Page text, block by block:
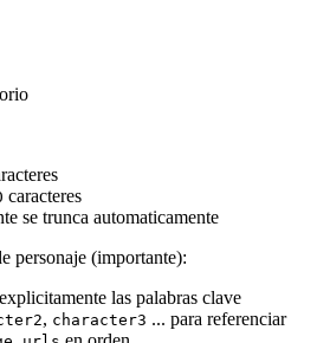
caracteres
se trunca automaticamente
personaje (importante):
las palabras clave
, character3 ... para referenciar